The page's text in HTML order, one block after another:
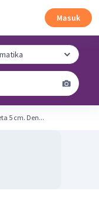
Masuk
5 cm. Den...